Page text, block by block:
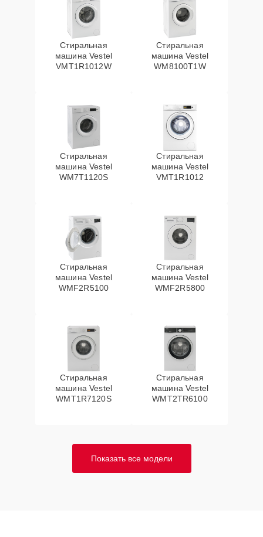
Стиральная
машина Vestel
VMT1R1012W
Стиральная
машина Vestel
WM8100T1W
Стиральная
машина Vestel
WM7T1120S
Стиральная
машина Vestel
VMT1R1012
Стиральная
машина Vestel
WMF2R5100
Стиральная
машина Vestel
WMF2R5800
Стиральная
машина Vestel
WMT1R7120S
Стиральная
машина Vestel
WMT2TR6100
Показать все модели